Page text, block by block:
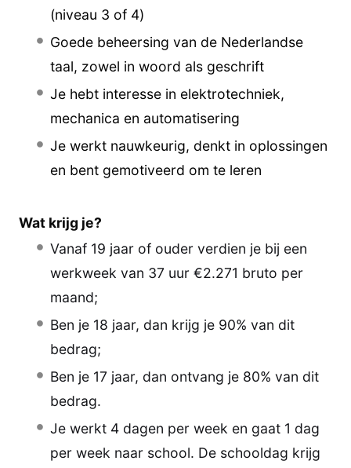
(niveau 3 of 4)
Goede beheersing van de Nederlandse
taal, zowel in woord als geschrift
Je hebt interesse in elektrotechniek,
mechanica en automatisering
Je werkt nauwkeurig, denkt in oplossingen
en bent gemotiveerd om te leren
Wat krijg je?
Vanaf 19 jaar of ouder verdien je bij een
werkweek van 37 uur €2.271 bruto per
maand;
Ben je 18 jaar, dan krijg je 90% van dit
bedrag;
Ben je 17 jaar, dan ontvang je 80% van dit
bedrag.
Je werkt 4 dagen per week en gaat 1 dag
per week naar school. De schooldag krijg